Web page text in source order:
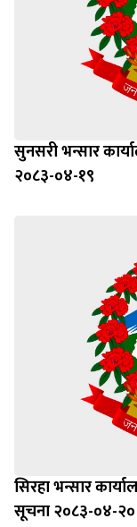
सुनसरी भन्सार
२०८३-०४-१९
सिरहा भन्सार
सूचना २०८३-०४-२०